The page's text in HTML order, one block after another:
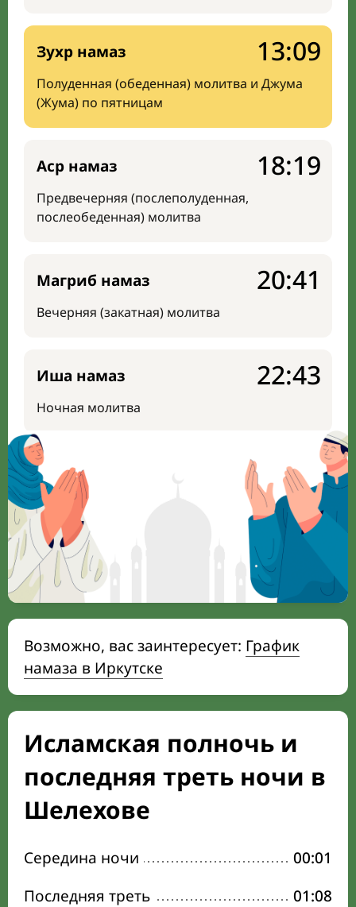
Зухр намаз
Полуденная (обеденная) молитва и Джума
(Жума) по пятницам
13:09
Аср намаз
Предвечерняя (послеполуденная,
послеобеденная) молитва
18:19
Магриб намаз
Вечерняя (закатная) молитва
20:41
Иша намаз
Ночная молитва
22:43
Возможно, вас заинтересует: График
намаза в Иркутске
Исламская полночь и
последняя треть ночи в
Шелехове
Середина ночи
00:01
Последняя треть
01:08